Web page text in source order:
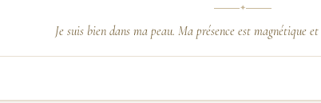
✦
Je suis bien dans ma peau. Ma présence est magnétique